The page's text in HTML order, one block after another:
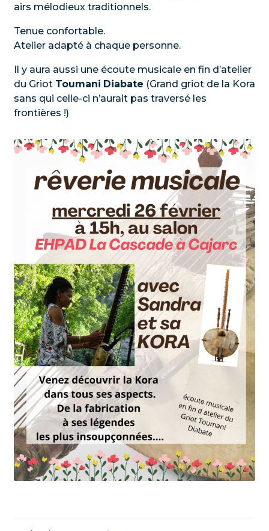
airs mélodieux traditionnels.
Tenue confortable.
Atelier adapté à chaque personne.
Il y aura aussi une écoute musicale en fin d’atelier
du Griot Toumani Diabate (Grand griot de la Kora
sans qui celle-ci n’aurait pas traversé les
frontières !)